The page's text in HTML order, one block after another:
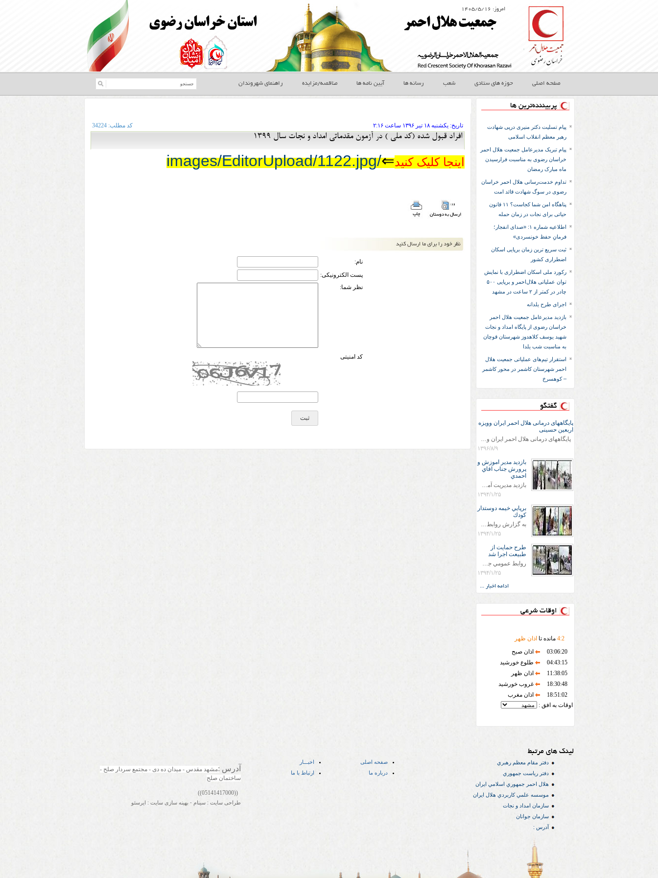
امروز: ۱۴۰۵/۵/۱۶
صفحه اصلی حوزه های ستادی شعب رسانه ها آیین نامه ها مناقصه/مزایده راهنمای شهروندان
پربیننده‌ترین ها
پیام تسلیت دکتر منیری درپی شهادت
رهبر معظم انقلاب اسلامی
پیام تبریک مدیرعامل جمعیت هلال احمر
خراسان رضوی به مناسبت فرارسیدن
ماه مبارک رمضان
تداوم خدمت‌رسانی هلال احمر خراسان
رضوی در سوگ شهادت قائد امت
پناهگاه امن شما کجاست؟ ۱۱ قانون
حیاتی برای نجات در زمان حمله
اطلاعیه شماره ۱: «صدای انفجار؛
فرمانِ حفظ خونسردی»
ثبت سریع‌ ترین زمان برپایی اسکان
اضطراری کشور
رکورد ملی اسکان اضطراری با نمایش
توان عملیاتی هلال‌احمر و برپایی ۵۰۰
چادر در کمتر از ۲ ساعت در مشهد
اجرای طرح یلدانه
بازدید مدیرعامل جمعیت هلال احمر
خراسان رضوی از پایگاه امداد و نجات
شهید یوسف کلاهدوز شهرستان قوچان
به مناسبت شب یلدا
استقرار تیم‌های عملیاتی جمعیت هلال
احمر شهرستان کاشمر در محور کاشمر
– کوهسرخ
گفتگو
پایگاههای درمانی هلال احمر ایران وویزه
اربعین حسینی
پایگاههای درمانی هلال احمر ایران وویزه اربعین حسینی
۱۳۹۶/۸/۹
بازديد مدير اموزش و
پرورش جناب اقاي
احمدي
بازديد مديريت آموزش و پروش جناب اقاي احمدي به همراه اعضاي ستاد اسكان آموزش و پروش شهرستان سرخس در ساعت 11:30 در مورخه 11/1/1394 صورت گرفت و مسئولین با حضور در پست مسافرين نوروزی كه جمعیت هلال احمر شهرستان از نزدیک در جریان روند اجرای طرح های قرار گرفتند .
۱۳۹۴/۱/۲۵
برپايي خيمه دوستدار
كودك
به گزارش روابط عمومي جمعيت هلال احمر شهرستان سرخس علاوه بر اجرای خدمات امدادی، راهنمایی های گردشگری و موقعیت های جغرافیایی و برپایی چادرهای سلامت به منظور سنجش رایگان فشار و قندخون مسافران، ، خيمه هايي.با عنوان دوستدار کودک تجهیزشده که دراین فضا کودکان مراجعه کننده از طریق نقاشی و سایر هنرهای تجسمی با مفاهیم جمعیت هلال احمر و اصول هفتگانه آن آشنا می شوند. به دليل حضور چشم گير كودكان و خانواده ها سعی شده در قالب های متناسب با سنین کودکان مراجعه کنند
۱۳۹۴/۱/۲۵
طرح حمايت از
طبيعت اجرا شد
روابط عمومي جمعيت هلال احمر سرخس جمعيت هلال احمر سرخس در روز طبيعت جوانان جمعيت هلال احمر سرخس در راستاي حفاظت و حمايت از محيط زيست با انگيزه داشتن طبيعت زيبا و بدون زباله و جهت فرهنگ سازي طرح حمايت از طبيعت را اجرا نمودند. اين طرح با رويكرد حمايتي و اموزشي در خصوص اشتي باطبيعت اجرا شد و در اين طرح 700 عدد كيسه زباله وبروشور در خروجي هاي شهر بين همشهريان و مسافرين نوروزي توزيع گرديد و در راه بازگشت كيسه هاي زباله توسط همشهريان به مامورين محترم شهرداري مستقر در ورودي شهر
۱۳۹۴/۱/۲۵
ادامه اخبار ...
اوقات شرعی
4:2 مانده تا اذان ظهر
03:06:20
اذان صبح
04:43:15
طلوع خورشید
11:38:05
اذان ظهر
18:30:48
غروب خورشید
18:51:02
اذان مغرب
اوقات به افق :
تاريخ: ۱۳۹۶ يکشنبه ۱۸ تير ساعت ۲:۱۶ کد مطلب: 34224
افراد قبول شده (کد ملی ) در آزمون مقدماتی امداد و نجات سال 1399
اینجا کلیک کنید⇐
/images/EditorUpload/1122.jpg
نام:
پست الکترونیکی:
نظر شما:
کد امنیتی
لینک های مرتبط
دفتر مقام معظم رهبري
دفتر رياست جمهوري
هلال احمر جمهوري اسلامي ايران
موسسه علمي كاربردي هلال ایران
سازمان امداد و نجات
سازمان جوانان
آدرس :
صفحه اصلی
اخبـــار
درباره ما
ارتباط با ما آدرس :
ساختمان صلح
((05141417000))
طراحی سایت : سینام - بهینه سازی سایت : ایرسئو